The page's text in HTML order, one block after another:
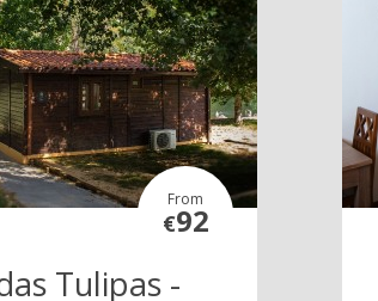
From
€92
Tulipas -